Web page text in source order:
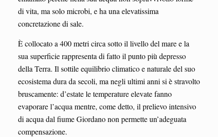
di vita, ma solo microbi, e ha una elevatissima
concretazione di sale.
È collocato a 400 metri circa sotto il livello del mare e la
sua superficie rappresenta di fatto il punto più depresso
della Terra. Il sottile equilibrio climatico e naturale del suo
ecosistema dura da secoli, ma negli ultimi anni si è stravolto
bruscamente: d’estate le temperature elevate fanno
evaporare l’acqua mentre, come detto, il prelievo intensivo
di acqua dal fiume Giordano non permette un’adeguata
compensazione.